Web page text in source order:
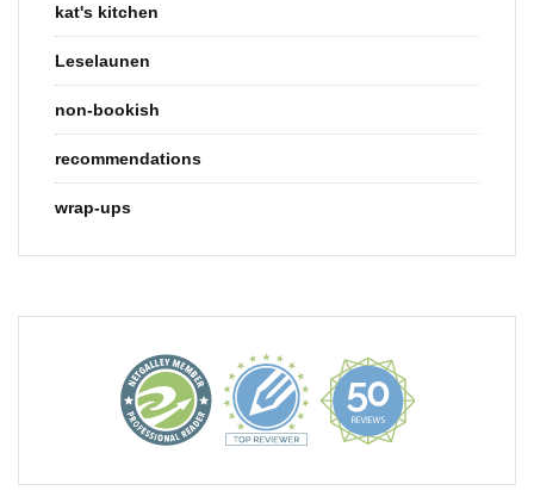
kat's kitchen
Leselaunen
non-bookish
recommendations
wrap-ups